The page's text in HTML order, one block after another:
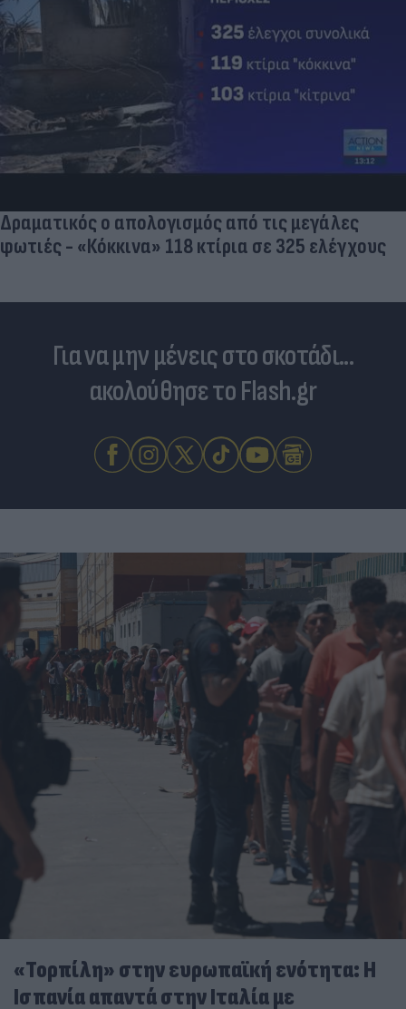
Δραματικός ο απολογισμός από τις μεγάλες
φωτιές - «Κόκκινα» 118 κτίρια σε 325 ελέγχους
Για να μην μένεις στο σκοτάδι...
ακολούθησε το Flash.gr
«Τορπίλη» στην ευρωπαϊκή ενότητα: Η
Ισπανία απαντά στην Ιταλία με